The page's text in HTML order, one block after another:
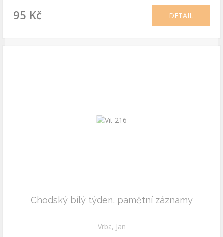
95 Kč DETAIL
Chodský bílý týden, pamětní záznamy
Vrba, Jan